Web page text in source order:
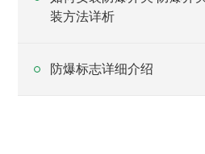
装方法详析
防爆标志详细介绍